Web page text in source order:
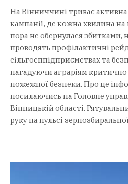
На Вінниччині триває
кампанії, де кожна хвилина на
пора не обернулася
проводять профілактичні
сільгосппідприємствах та
нагадуючи аграріям критично
пожежної безпеки. Про це
посилаючись на Головне
Вінницькій області.
руку на пульсі